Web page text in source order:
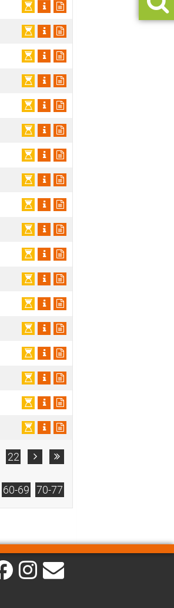
22  
60-69 70-77